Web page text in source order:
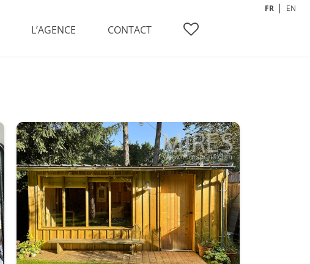
L’AGENCE CONTACT
FR EN